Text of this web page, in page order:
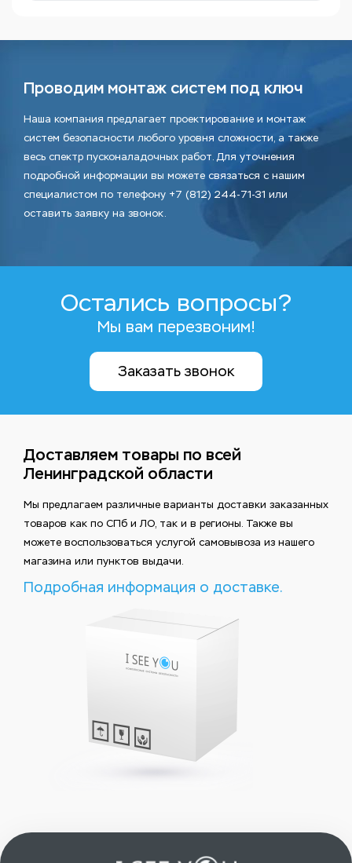
Проводим монтаж систем под ключ
Наша компания предлагает проектирование и монтаж
систем безопасности любого уровня сложности, а также
весь спектр пусконаладочных работ. Для уточнения
подробной информации вы можете связаться с нашим
специалистом по телефону +7 (812) 244-71-31 или
оставить заявку на звонок.
Остались вопросы?
Мы вам перезвоним!
Заказать звонок
Доставляем товары по всей
Ленинградской области
Мы предлагаем различные варианты доставки заказанных
товаров как по СПб и ЛО, так и в регионы. Также вы
можете воспользоваться услугой самовывоза из нашего
магазина или пунктов выдачи.
Подробная информация о доставке.